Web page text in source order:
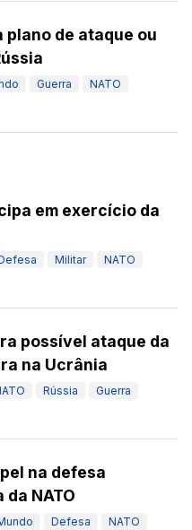
plano de ataque ou
Guerra NATO
em exercício da
Militar NATO
possível ataque da
na Ucrânia
Rússia Guerra
na defesa
NATO
Defesa NATO